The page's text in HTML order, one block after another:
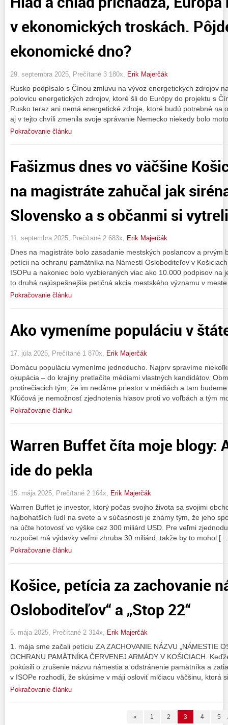
v ekonomických troskách.
ekonomické dno?
29. septembra 2025, Prečítané 3 180x, Erik Majerčák
Rusko podpísalo s Čínou zmluvu na vývoz energetických zdrojov
polovicu energetických zdrojov, ktoré šli do Európy do projektu s
Rusko teraz ani nemá energetické zdroje, ktoré budú potrebné na
aj v tejto chvíli zmenila svoje správanie Nemecko niekedy bolo
Pokračovanie článku
Fašizmus dnes vo väčšine
na magistráte zahučal jak
Slovensko a s občanmi si
11. septembra 2025, Prečítané 2 683x, Erik Majerčák
Dnes na magistráte bolo zasadanie mestských poslancov a prvým
petícii na ochranu pamätníka na Námestí Osloboditeľov v
ISOPu a nakoniec bolo vyzbieraných viac ako 10.000 podpisov na
to druhá najúspešnejšia petičná akcia mestského významu v
Pokračovanie článku
Ako vymeníme populáciu v
17. júla 2025, Prečítané 1 870x, Erik Majerčák
Domácu populáciu vymeníme jednoducho. Najprv spravíme
okupácia – do krajiny pretlačíte médiami vlastných kandidátov.
protirečiacich tým, že im nedáme priestor v médiách a tam
Kľúčová je nemožnosť zjednotenia hlasov proti vo voľbách a tým
Pokračovanie článku
Warren Buffet číta moje blogy:
ide do pekla
15. mája 2025, Prečítané 2 164x, Erik Majerčák
Warren Buffet je investor, ktorý počas svojho života sa svojimi
najbohatších ľudí na svete a v súčasnosti je známy tým, že jeho
na účte hotovosť vo výške cez 300 miliárd USD. Pre veľmi
rozpočet má výdavky veľmi zhruba 30 miliárd, takže by to mohol
Pokračovanie článku
Košice, petícia za zachovanie
Osloboditeľov“ a „Stop 22“
5. mája 2025, Prečítané 2 314x, Erik Majerčák
1. mája sme začali petíciu ZA ZACHOVANIE NÁZVU „NÁMESTIE
OCHRANU PAMÄTNÍKA ČERVENEJ ARMÁDY V KOŠICIACH.
pokúsili o zrušenie názvu námestia a odstránenie pamätníka a
v ISOPe rozhodli, že skúsime v máji osloviť mlčiacu väčšinu, ktorá
Pokračovanie článku
« 1 2 3 4 5